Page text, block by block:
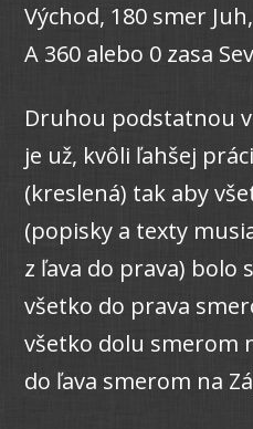
Východ, 180 smer
A 360 alebo 0 zasa
Druhou podstatnou
je už, kvôli ľahšej
(kreslená) tak aby
(popisky a texty
z ľava do prava) bolo
všetko do prava
všetko dolu smerom
do ľava smerom na